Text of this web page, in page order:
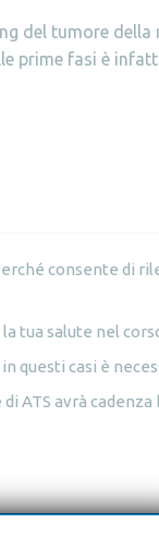
del tumore
fasi è
consente di
tua salute nel
casi è
ATS avrà cadenza